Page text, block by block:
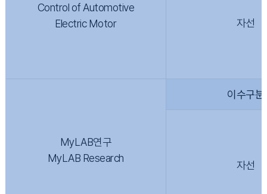
Control of Automotive
Electric Motor
자선
MyLAB연구
MyLAB Research
이수구분
자선